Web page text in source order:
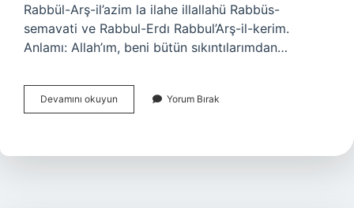
Rabbül-Arş-il’azim la ilahe illallahü Rabbüs-
semavati ve Rabbul-Erdı Rabbul’Arş-il-kerim.
Anlamı: Allah’ım, beni bütün sıkıntılarımdan…
Devamını okuyun Sıkıntıdan
Kurtulmak
Hangi
Yorum Bırak